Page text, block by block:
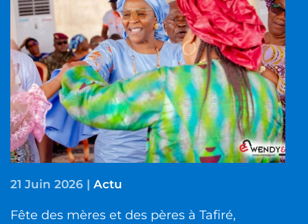
21 Juin 2026 | Actu
Fête des mères et des pères à Tafiré,